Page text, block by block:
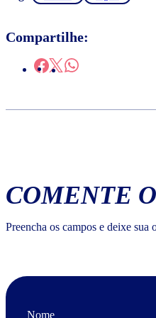
Compartilhe:
COMENTE
Preencha os campos e deixe sua
Nome